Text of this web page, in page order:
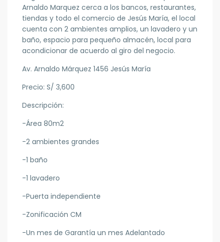
Arnaldo Marquez cerca a los bancos, restaurantes,
tiendas y todo el comercio de Jesús María, el local
cuenta con 2 ambientes amplios, un lavadero y un
baño, espacio para pequeño almacén, local para
acondicionar de acuerdo al giro del negocio.
Av. Arnaldo Márquez 1456 Jesús María
Precio: S/ 3,600
Descripción:
-Área 80m2
-2 ambientes grandes
-1 baño
-1 lavadero
-Puerta independiente
-Zonificación CM
-Un mes de Garantía un mes Adelantado